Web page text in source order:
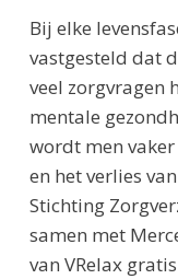
Bij elke
vastgesteld dat
veel zorgvragen
mentale
wordt men
en het verlies
Stichting
samen met
van VRelax